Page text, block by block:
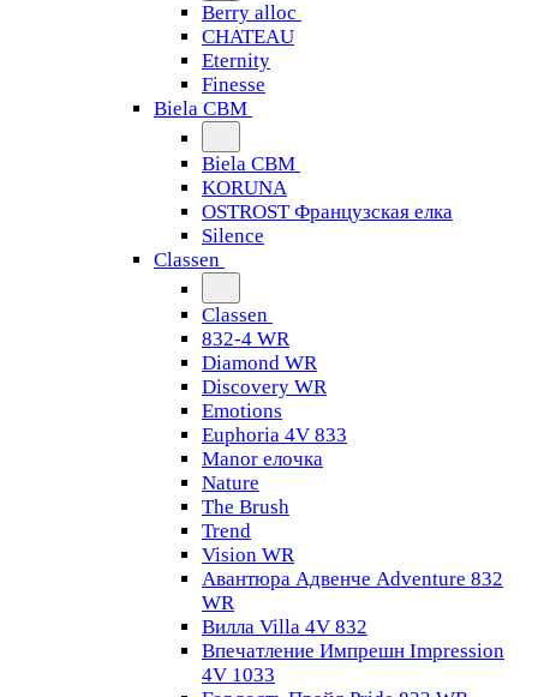
Berry alloc
CHATEAU
Eternity
Finesse
Biela CBM
Biela CBM
KORUNA
OSTROST Французская елка
Silence
Classen
Classen
832-4 WR
Diamond WR
Discovery WR
Emotions
Euphoria 4V 833
Manor елочка
Nature
The Brush
Trend
Vision WR
Авантюра Адвенче Adventure 832
WR
Вилла Villa 4V 832
Впечатление Импрешн Impression
4V 1033